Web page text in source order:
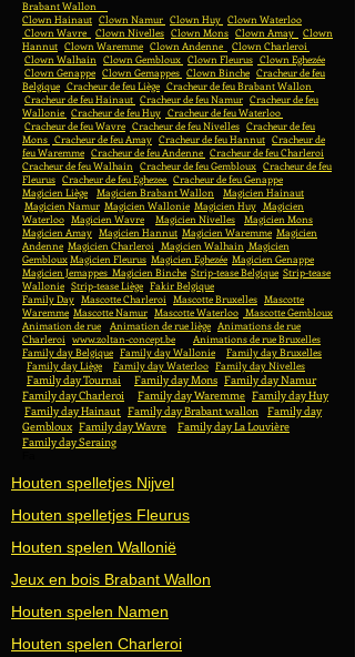
Brabant Wallon
Clown Hainaut Clown Namur Clown Huy Clown Waterloo
Clown Wavre
Clown Nivelles Clown Mons Clown Amay
Clown
Hannut Clown Waremme Clown Andenne
Clown Charleroi
Clown Walhain Clown Gembloux Clown Fleurus Clown Eghezée
Clown Genappe Clown Gemappes Clown Binche Cracheur de feu
Belgique Cracheur de feu Liège Cracheur de feu Brabant Wallon
Cracheur de feu Hainaut Cracheur de feu Namur Cracheur de feu
Wallonie Cracheur de feu Huy Cracheur de feu Waterloo
Cracheur de feu Wavre Cracheur de feu Nivelles Cracheur de feu
Mons Cracheur de feu Amay Cracheur de feu Hannut Cracheur de
feu Waremme Cracheur de feu Andenne Cracheur de feu Charleroi
Cracheur de feu Walhain Cracheur de feu Gembloux Cracheur de feu
Fleurus Cracheur de feu Eghezee Cracheur de feu Genappe
Magicien Liège
Magicien Brabant Wallon
Magicien Hainaut
Magicien Namur Magicien Wallonie Magicien Huy Magicien
Waterloo Magicien Wavre Magicien Nivelles
Magicien Mons
Magicien Amay Magicien Hannut Magicien Waremme Magicien
Andenne Magicien Charleroi Magicien Walhain Magicien
GemblouxMagicien Fleurus Magicien Eghezée Magicien Genappe
Magicien Jemappes Magicien Binche Strip-tease Belgique Strip-tease
Wallonie Strip-tease Liège Fakir Belgique
Family Day Mascotte Charleroi Mascotte Bruxelles Mascotte
Waremme Mascotte Namur Mascotte Waterloo Mascotte Gembloux
Animation de rue
Animation de rue liège Animations de rue
Charleroi www.zoltan-concept.be
Animations de rue Bruxelles
Family day Belgique Family day Wallonie
Family day Bruxelles
Family day Liège
Family day Waterloo Family day Nivelles
Family day Tournai Family day Mons Family day Namur
Family day Charleroi
Family day Waremme Family day Huy
Family day Hainaut Family day Brabant wallon Family day
Gembloux Family day Wavre
Family day La Louvière
Family day Seraing
Houten spelletjes Nijvel
Houten spelletjes Fleurus
Houten spelen Wallonië
Jeux en bois Brabant Wallon
Houten spelen Namen
Houten spelen Charleroi